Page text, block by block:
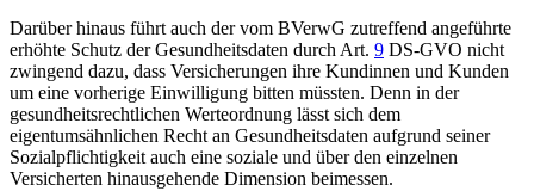
Darüber hinaus führt auch der vom BVerwG zutreffend angeführte
erhöhte Schutz der Gesundheitsdaten durch Art. 9 DS-GVO nicht
zwingend dazu, dass Versicherungen ihre Kundinnen und Kunden
um eine vorherige Einwilligung bitten müssten. Denn in der
gesundheitsrechtlichen Werteordnung lässt sich dem
eigentumsähnlichen Recht an Gesundheitsdaten aufgrund seiner
Sozialpflichtigkeit auch eine soziale und über den einzelnen
Versicherten hinausgehende Dimension beimessen.